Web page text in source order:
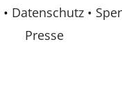
• Datenschutz •
Presse